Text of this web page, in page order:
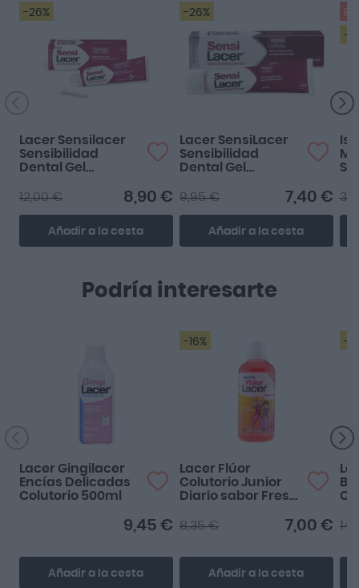
-26%
Lacer Sensilacer
Sensibilidad
Dental Gel
8,90 €
12,00 €
Añadir a la cesta
-26%
Lacer SensiLacer
Sensibilidad
Dental Gel
7,40 €
9,95 €
Añadir a la cesta
-
Podría interesarte
Lacer Gingilacer
Encías Delicadas
Colutorio 500ml
9,45 €
Añadir a la cesta
-16%
Lacer Flúor
Colutorio Junior
Diario sabor Fresa
7,00 €
8,35 €
Añadir a la cesta
-